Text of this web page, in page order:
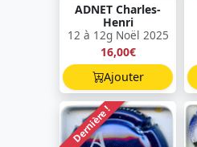
ADNET Charles-
Henri
12 à 12g Noël 2025
16,00€
Ajouter
Dernière !